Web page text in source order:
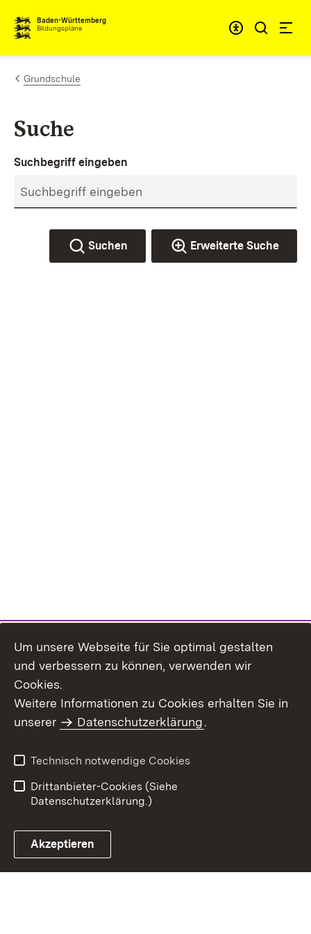
Zum Inhalt springen
Baden-Württemberg
Bildungspläne
Grundschule
Suche
Suchbegriff eingeben
Suchen Erweiterte Suche
Um unsere Webseite für Sie optimal gestalten
und verbessern zu können, verwenden wir
Cookies.
Weitere Informationen zu Cookies erhalten Sie in
unserer
Datenschutzerklärung.
Technisch notwendige Cookies
Drittanbieter-Cookies (Siehe
Datenschutzerklärung.)
Akzeptieren